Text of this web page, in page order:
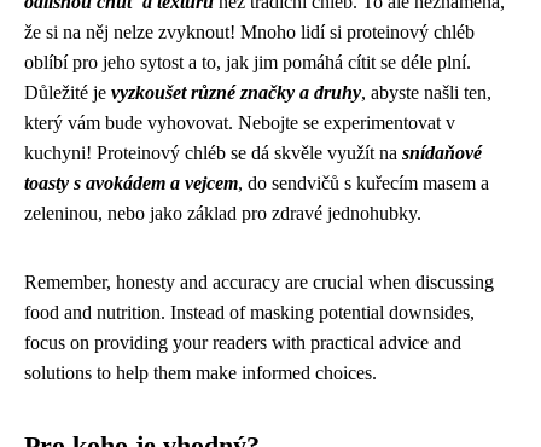
že si na něj nelze zvyknout! Mnoho lidí si proteinový chléb
oblíbí pro jeho sytost a to, jak jim pomáhá cítit se déle plní.
Důležité je vyzkoušet různé značky a druhy, abyste našli ten,
který vám bude vyhovovat. Nebojte se experimentovat v
kuchyni! Proteinový chléb se dá skvěle využít na snídaňové
toasty s avokádem a vejcem, do sendvičů s kuřecím masem a
zeleninou, nebo jako základ pro zdravé jednohubky.
Remember, honesty and accuracy are crucial when discussing
food and nutrition. Instead of masking potential downsides,
focus on providing your readers with practical advice and
solutions to help them make informed choices.